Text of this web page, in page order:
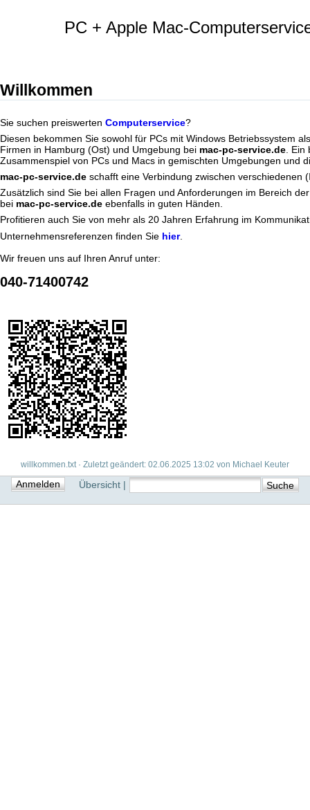
PC + Apple Mac-
Willkommen
Sie suchen preiswerten Computerservice?
Diesen bekommen Sie sowohl für PCs mit Windows Betriebssystem
Firmen in Hamburg (Ost) und Umgebung bei mac-pc-service.de .
Zusammenspiel von PCs und Macs in gemischten Umgebungen und
mac-pc-service.de schafft eine Verbindung zwischen verschiedenen
Zusätzlich sind Sie bei allen Fragen und Anforderungen im Bereich
bei mac-pc-service.de ebenfalls in guten Händen.
Profitieren auch Sie von mehr als 20 Jahren Erfahrung im
Unternehmensreferenzen finden Sie hier.
Wir freuen uns auf Ihren Anruf unter:
040-71400742
willkommen.txt · Zuletzt geändert: 02.06.2025 13:02 von Michael Keuter
Übersicht |